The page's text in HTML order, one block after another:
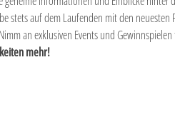
stets auf dem Laufenden mit den neuesten
an exklusiven Events und
mehr!